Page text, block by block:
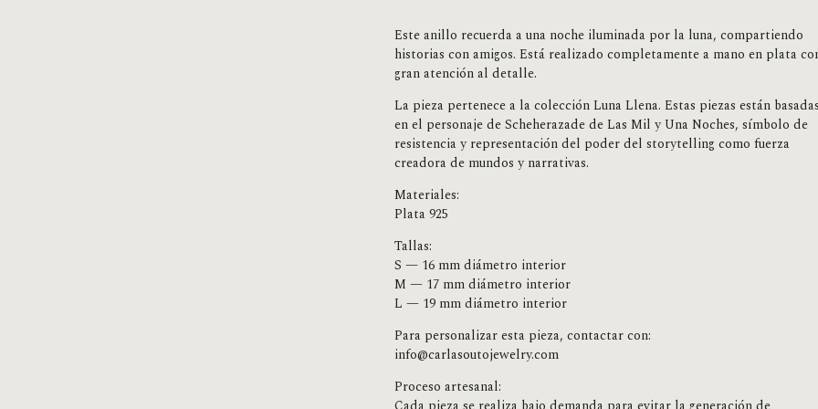
Este anillo recuerda a una noche iluminada por la luna, compartiendo
historias con amigos. Está realizado completamente a mano en plata
gran atención al detalle.
La pieza pertenece a la colección Luna Llena. Estas piezas están
en el personaje de Scheherazade de Las Mil y Una Noches, símbolo de
resistencia y representación del poder del storytelling como fuerza
creadora de mundos y narrativas.
Materiales:
Plata 925
Tallas:
S — 16 mm diámetro interior
M — 17 mm diámetro interior
L — 19 mm diámetro interior
Para personalizar esta pieza, contactar con:
info@carlasoutojewelry.com
Proceso artesanal: